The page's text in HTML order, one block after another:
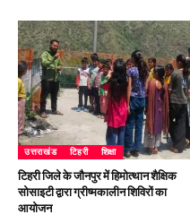
उत्तराखंड टिहरी शिक्षा
टिहरी जिले के जौनपुर में हिमोत्थान शैक्षिक
सोसाइटी द्वारा ग्रीष्मकालीन शिविरों का
आयोजन